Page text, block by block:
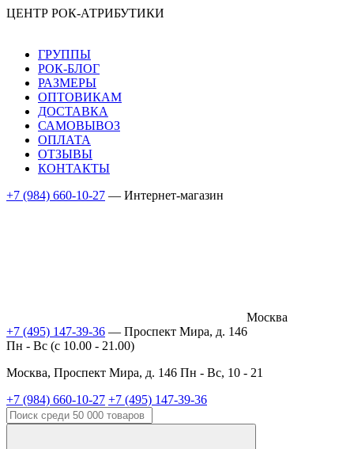
ЦЕНТР РОК-АТРИБУТИКИ
ГРУППЫ
РОК-БЛОГ
РАЗМЕРЫ
ОПТОВИКАМ
ДОСТАВКА
САМОВЫВОЗ
ОПЛАТА
ОТЗЫВЫ
КОНТАКТЫ
+7 (984) 660-10-27 — Интернет-магазин
Москва
+7 (495) 147-39-36 — Проспект Мира, д. 146
Пн - Вс (c 10.00 - 21.00)
Москва, Проспект Мира, д. 146 Пн - Вс, 10 - 21
+7 (984) 660-10-27 +7 (495) 147-39-36